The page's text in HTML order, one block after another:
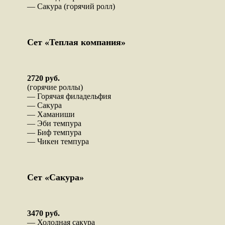
— Сакура (горячий ролл)
Сет «Теплая компания»
2720 руб.
(горячие роллы)
— Горячая филадельфия
— Сакура
— Хаманиши
— Эби темпура
— Биф темпура
— Чикен темпура
Сет «Сакура»
3470 руб.
— Холодная сакура